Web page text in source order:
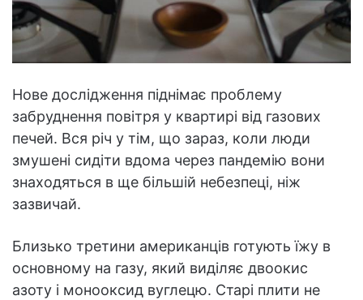
Нове дослідження піднімає проблему
забруднення повітря у квартирі від газових
печей. Вся річ у тім, що зараз, коли люди
змушені сидіти вдома через пандемію вони
знаходяться в ще більшій небезпеці, ніж
зазвичай.
Близько третини американців готують їжу в
основному на газу, який виділяє двоокис
азоту і монооксид вуглецю. Старі плити не